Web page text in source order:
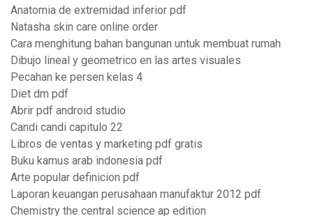
Anatomia de extremidad inferior pdf
Natasha skin care online order
Cara menghitung bahan bangunan untuk membuat rumah
Dibujo lineal y geometrico en las artes visuales
Pecahan ke persen kelas 4
Diet dm pdf
Abrir pdf android studio
Candi candi capitulo 22
Libros de ventas y marketing pdf gratis
Buku kamus arab indonesia pdf
Arte popular definicion pdf
Laporan keuangan perusahaan manufaktur 2012 pdf
Chemistry the central science ap edition